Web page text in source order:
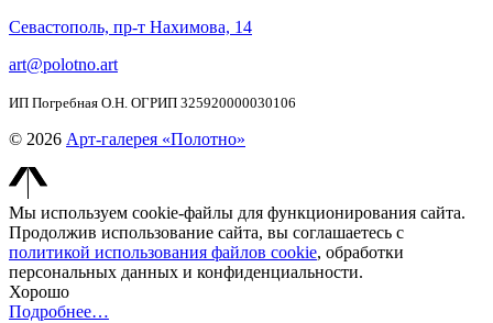
Севастополь, пр-т Нахимова, 14
art@polotno.art
ИП Погребная О.Н. ОГРИП 325920000030106
© 2026 Арт-галерея «Полотно»
Мы используем cookie-файлы для функционирования сайта.
Продолжив использование сайта, вы соглашаетесь с
политикой использования файлов cookie, обработки
персональных данных и конфиденциальности.
Хорошо
Подробнее…